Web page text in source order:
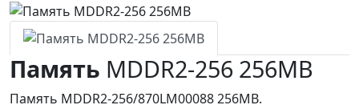
Память MDDR2-256 256MB
Память MDDR2-256/870LM00088 256MB.